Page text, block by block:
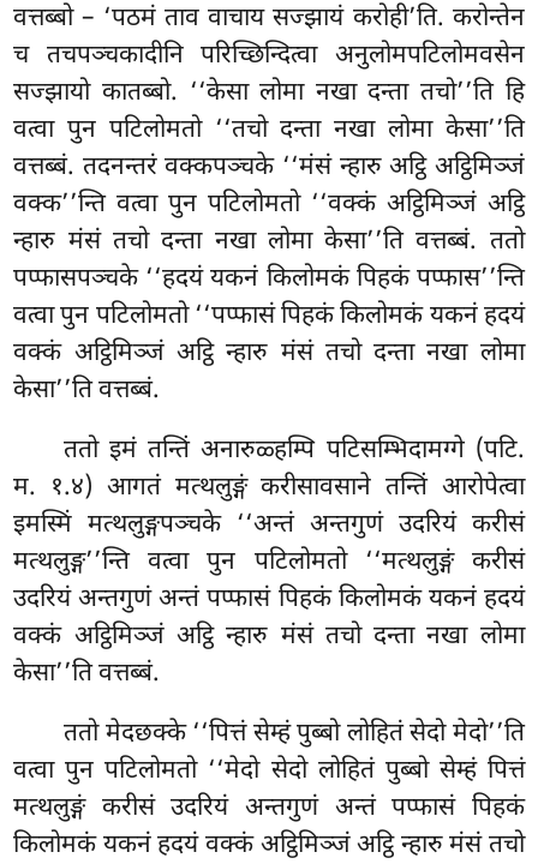
वत्तब्बो – ‘पठमं ताव वाचाय सज्झायं करोही’ति. करोन्तेन
च तचपञ्चकादीनि परिच्छिन्दित्वा अनुलोमपटिलोमवसेन
सज्झायो कातब्बो. ‘‘केसा लोमा नखा दन्ता तचो’’ति हि
वत्वा पुन पटिलोमतो ‘‘तचो दन्ता नखा लोमा केसा’’ति
वत्तब्बं. तदनन्तरं वक्कपञ्चके ‘‘मंसं न्हारु अट्ठि अट्ठिमिञ्जं
वक्क’’न्ति वत्वा पुन पटिलोमतो ‘‘वक्कं अट्ठिमिञ्जं अट्ठि
न्हारु मंसं तचो दन्ता नखा लोमा केसा’’ति वत्तब्बं. ततो
पप्फासपञ्चके ‘‘हदयं यकनं किलोमकं पिहकं पप्फास’’न्ति
वत्वा पुन पटिलोमतो ‘‘पप्फासं पिहकं किलोमकं यकनं हदयं
वक्कं अट्ठिमिञ्जं अट्ठि न्हारु मंसं तचो दन्ता नखा लोमा
केसा’’ति वत्तब्बं.
ततो इमं तन्तिं अनारुळ्हम्पि पटिसम्भिदामग्गे (पटि.
म. १.४) आगतं मत्थलुङ्गं करीसावसाने तन्तिं आरोपेत्वा
इमस्मिं मत्थलुङ्गपञ्चके ‘‘अन्तं अन्तगुणं उदरियं करीसं
मत्थलुङ्ग’’न्ति वत्वा पुन पटिलोमतो ‘‘मत्थलुङ्गं करीसं
उदरियं अन्तगुणं अन्तं पप्फासं पिहकं किलोमकं यकनं हदयं
वक्कं अट्ठिमिञ्जं अट्ठि न्हारु मंसं तचो दन्ता नखा लोमा
केसा’’ति वत्तब्बं.
ततोमेदछक्के ‘‘पित्तं सेम्हं पुब्बो लोहितं सेदो मेदो’’ति
वत्वा पुन पटिलोमतो ‘‘मेदो सेदो लोहितं पुब्बो सेम्हं पित्तं
मत्थलुङ्गं करीसं उदरियं अन्तगुणं अन्तं पप्फासं पिहकं
किलोमकं यकनं हदयं वक्कं अट्ठिमिञ्जं अट्ठि न्हारु मंसं तचो